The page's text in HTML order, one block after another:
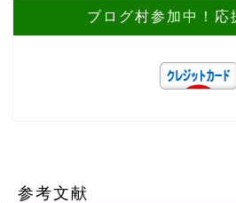
ブログ村参加中！応
参考文献